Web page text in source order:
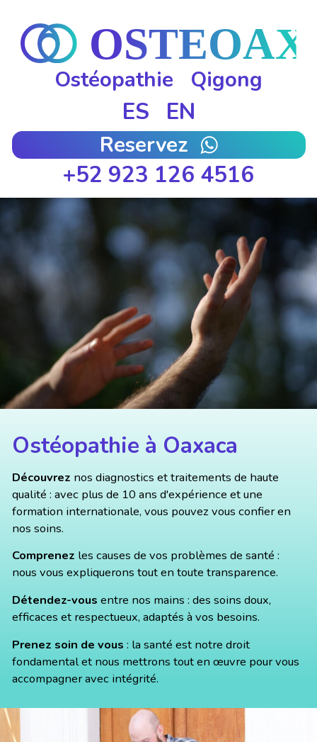
Ostéopathie Qigong
ES EN
Reservez
+52 923 126 4516
Ostéopathie à Oaxaca
Découvrez nos diagnostics et traitements de haute
qualité : avec plus de 10 ans d'expérience et une
formation internationale, vous pouvez vous confier en
nos soins.
Comprenez les causes de vos problèmes de santé :
nous vous expliquerons tout en toute transparence.
Détendez-vous entre nos mains : des soins doux,
efficaces et respectueux, adaptés à vos besoins.
Prenez soin de vous : la santé est notre droit
fondamental et nous mettrons tout en œuvre pour vous
accompagner avec intégrité.